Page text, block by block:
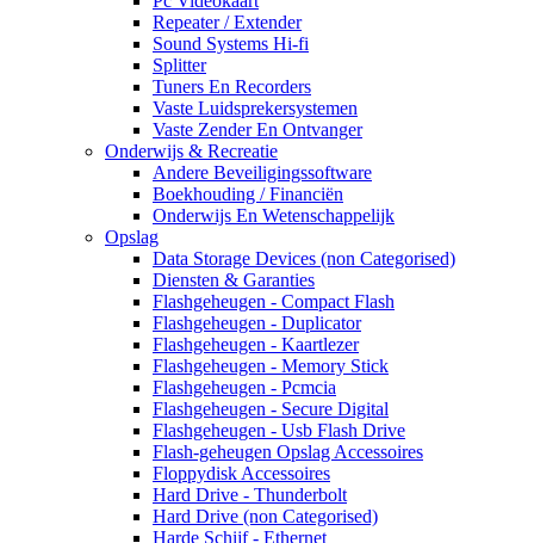
Repeater / Extender
Sound Systems Hi-fi
Splitter
Tuners En Recorders
Vaste Luidsprekersystemen
Vaste Zender En Ontvanger
Onderwijs & Recreatie
Andere Beveiligingssoftware
Boekhouding / Financiën
Onderwijs En Wetenschappelijk
Opslag
Data Storage Devices (non Categorised)
Diensten & Garanties
Flashgeheugen - Compact Flash
Flashgeheugen - Duplicator
Flashgeheugen - Kaartlezer
Flashgeheugen - Memory Stick
Flashgeheugen - Pcmcia
Flashgeheugen - Secure Digital
Flashgeheugen - Usb Flash Drive
Flash-geheugen Opslag Accessoires
Floppydisk Accessoires
Hard Drive - Thunderbolt
Hard Drive (non Categorised)
Harde Schijf - Ethernet